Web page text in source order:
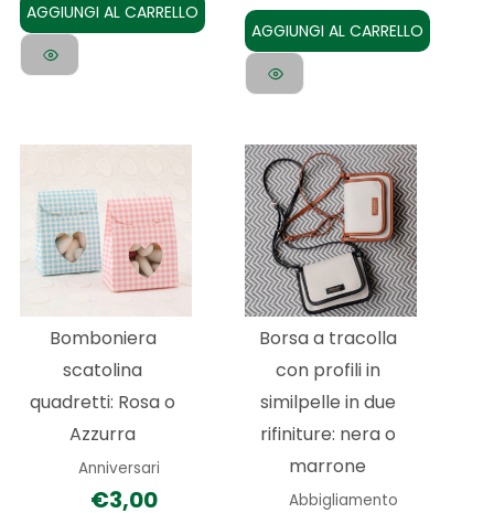
AGGIUNGI AL CARRELLO
AGGIUNGI AL CARRELLO
Bomboniera
scatolina
quadretti: Rosa o
Azzurra
Anniversari
€3,00
ha
più
varianti.
Le
opzioni
possono
essere
scelte
nella
pagina
Borsa a tracolla
con profili in
similpelle in due
rifiniture: nera o
marrone
Abbigliamento
Questo
prodotto
ha
più
varianti.
Le
opzioni
possono
essere
scelte
nella
pagina